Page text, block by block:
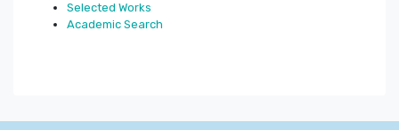
Selected Works
Academic Search